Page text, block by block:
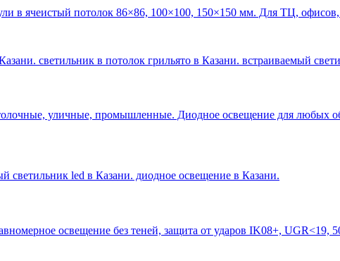
в ячеистый потолок 86×86, 100×100, 150×150 мм. Для ТЦ,
светильник в потолок грильято в Казани. встраиваемый
уличные, промышленные. Диодное освещение для любых
светильник led в Казани. диодное освещение в Казани.
освещение без теней, защита от ударов IK08+, UGR<19,